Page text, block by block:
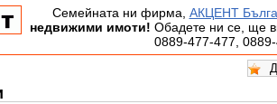
Семейната ни фирма, АКЦЕНТ
недвижими имоти! Обадете ни се, ще
0889-477-477, 0889-